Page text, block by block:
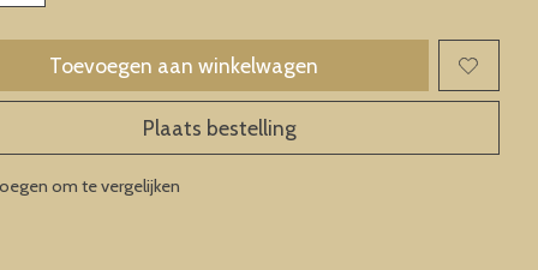
Toevoegen aan winkelwagen
Plaats bestelling
om te vergelijken